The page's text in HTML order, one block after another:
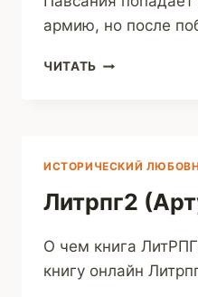
армию, но после
ЧИТАТЬ ПРАЗДНИК
ИСТОРИЧЕСКИЙ
Литрпг2
О чем книга
книгу онлайн